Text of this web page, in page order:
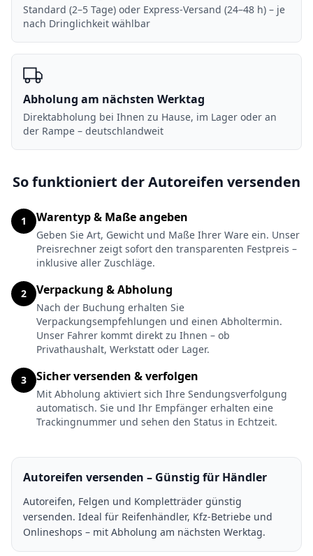
Standard (2–5 Tage) oder Express-Versand (24–48 h) – je
nach Dringlichkeit wählbar
Abholung am nächsten Werktag
Direktabholung bei Ihnen zu Hause, im Lager oder an
der Rampe – deutschlandweit
So funktioniert der Autoreifen versenden
1 Warentyp & Maße angeben
Geben Sie Art, Gewicht und Maße Ihrer Ware ein. Unser
Preisrechner zeigt sofort den transparenten Festpreis –
inklusive aller Zuschläge.
2 Verpackung & Abholung
Nach der Buchung erhalten Sie
Verpackungsempfehlungen und einen Abholtermin.
Unser Fahrer kommt direkt zu Ihnen – ob
Privathaushalt, Werkstatt oder Lager.
3 Sicher versenden & verfolgen
Mit Abholung aktiviert sich Ihre Sendungsverfolgung
automatisch. Sie und Ihr Empfänger erhalten eine
Trackingnummer und sehen den Status in Echtzeit.
Autoreifen versenden – Günstig für Händler
Autoreifen, Felgen und Kompletträder günstig
versenden. Ideal für Reifenhändler, Kfz-Betriebe und
Onlineshops – mit Abholung am nächsten Werktag.